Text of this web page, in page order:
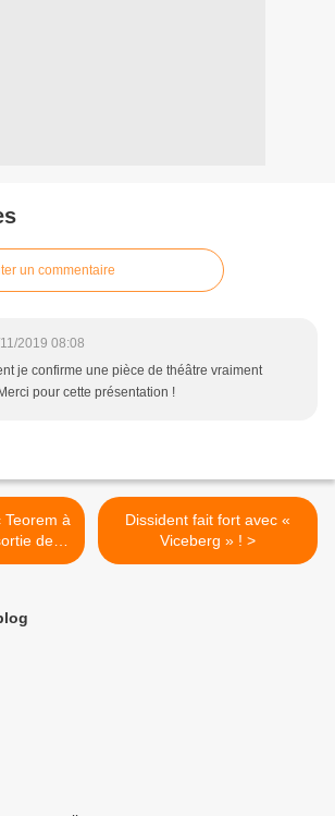
un commentaire
2019 08:08
je confirme une pièce de théâtre vraiment
pour cette présentation !
de «
» !
Dissident fait fort avec «
Viceberg » ! >